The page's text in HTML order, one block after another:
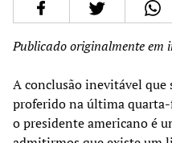
Publicado originalmente em
A conclusão inevitável que
proferido na última
o presidente americano é